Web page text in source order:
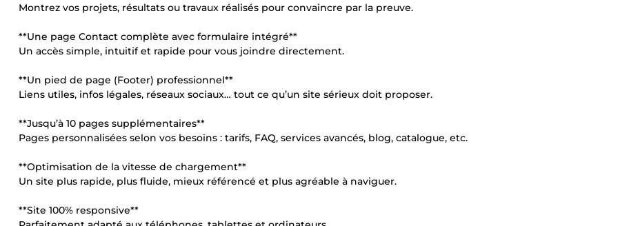
Montrez vos projets, résultats ou travaux réalisés pour convaincre par la preuve.
**Une page Contact complète avec formulaire intégré**
Un accès simple, intuitif et rapide pour vous joindre directement.
**Un pied de page (Footer) professionnel**
Liens utiles, infos légales, réseaux sociaux… tout ce qu’un site sérieux doit proposer.
**Jusqu’à 10 pages supplémentaires**
Pages personnalisées selon vos besoins : tarifs, FAQ, services avancés, blog, catalogue, etc.
**Optimisation de la vitesse de chargement**
Un site plus rapide, plus fluide, mieux référencé et plus agréable à naviguer.
**Site 100% responsive**